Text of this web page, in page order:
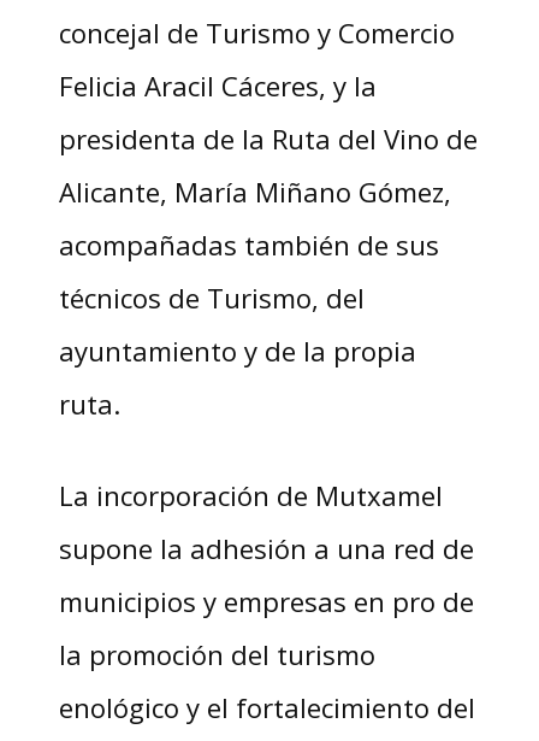
concejal de Turismo y Comercio
Felicia Aracil Cáceres, y la
presidenta de la Ruta del Vino de
Alicante, María Miñano Gómez,
acompañadas también de sus
técnicos de Turismo, del
ayuntamiento y de la propia
ruta.
La incorporación de Mutxamel
supone la adhesión a una red de
municipios y empresas en pro de
la promoción del turismo
enológico y el fortalecimiento del